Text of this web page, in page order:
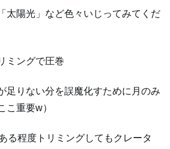
太陽光」など色々いじってみてくだ
ミングで圧巻
足りない分を誤魔化すために月のみ
こ重要w）
る程度トリミングしてもクレータ